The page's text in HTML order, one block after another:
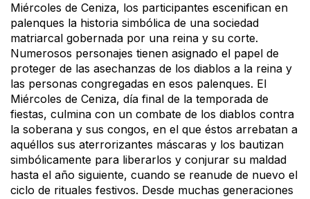
Miércoles de Ceniza, los participantes escenifican en
palenques la historia simbólica de una sociedad
matriarcal gobernada por una reina y su corte.
Numerosos personajes tienen asignado el papel de
proteger de las asechanzas de los diablos a la reina y
las personas congregadas en esos palenques. El
Miércoles de Ceniza, día final de la temporada de
fiestas, culmina con un combate de los diablos contra
la soberana y sus congos, en el que éstos arrebatan a
aquéllos sus aterrorizantes máscaras y los bautizan
simbólicamente para liberarlos y conjurar su maldad
hasta el año siguiente, cuando se reanude de nuevo el
ciclo de rituales festivos. Desde muchas generaciones